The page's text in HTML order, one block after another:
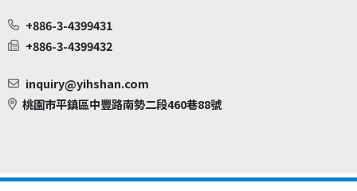
+886-3-4399431
+886-3-4399432
inquiry@yihshan.com
桃園市平鎮區中豐路南勢二段460巷88號